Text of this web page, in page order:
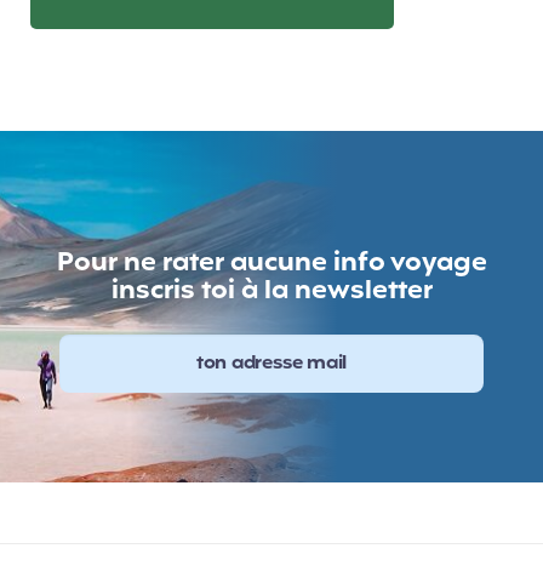
Pour ne rater aucune info voyage
inscris toi à la newsletter